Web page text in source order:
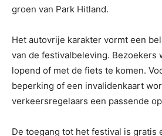
groen van Park Hitland.
Het autovrije karakter vormt een
van de festivalbeleving. Bezoekers
lopend of met de fiets te komen.
beperking of een invalidenkaart
verkeersregelaars een passende
De toegang tot het festival is gratis